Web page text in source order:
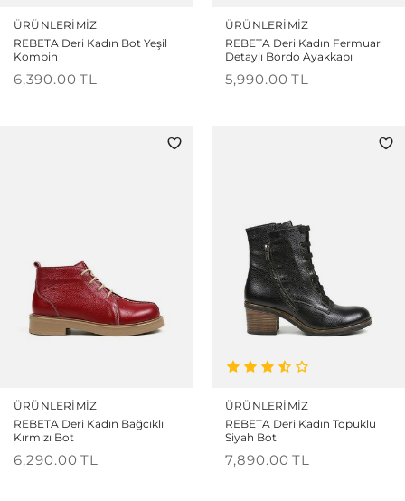
ÜRÜNLERIMIZ
REBETA Deri Kadın Bot Yeşil
Kombin
6,390.00 TL
ÜRÜNLERIMIZ
REBETA Deri Kadın Fermuar
Detaylı Bordo Ayakkabı
5,990.00 TL
ÜRÜNLERIMIZ
REBETA Deri Kadın Bağcıklı
Kırmızı Bot
6,290.00 TL
ÜRÜNLERIMIZ
REBETA Deri Kadın Topuklu
Siyah Bot
7,890.00 TL